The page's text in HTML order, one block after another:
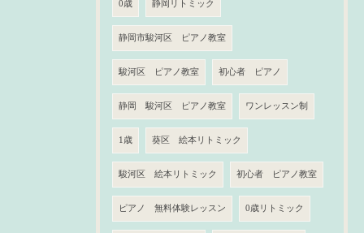
0歳 静岡リトミック
静岡市駿河区 ピアノ教室
駿河区 ピアノ教室 初心者 ピアノ
静岡 駿河区 ピアノ教室 ワンレッスン制
1歳 葵区 絵本リトミック
駿河区 絵本リトミック 初心者 ピアノ教室
ピアノ 無料体験レッスン 0歳リトミック